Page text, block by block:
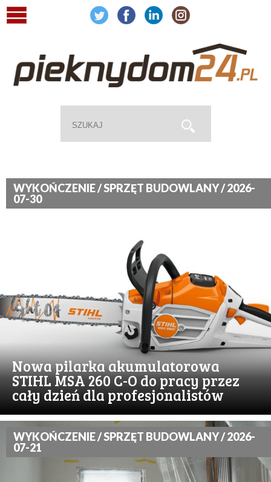
WYKOŃCZENIE / SPRZĘT BUDOWLANY / 2026-
07-30
Nowa pilarka akumulatorowa
STIHL MSA 260 C-O do pracy przez
cały dzień dla profesjonalistów
WYKOŃCZENIE / SPRZĘT BUDOWLANY / 2026-
07-21